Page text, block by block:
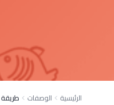
الرئيسية الوصفات